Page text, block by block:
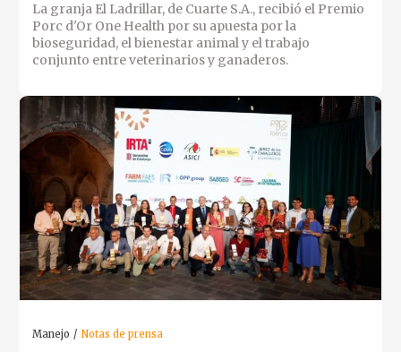
La granja El Ladrillar, de Cuarte S.A., recibió el Premio
Porc d'Or One Health por su apuesta por la
bioseguridad, el bienestar animal y el trabajo
conjunto entre veterinarios y ganaderos.
Manejo Notas de prensa